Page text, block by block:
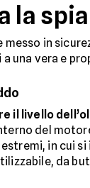
la
messo in
una vera e
il livello
del
in cui
da